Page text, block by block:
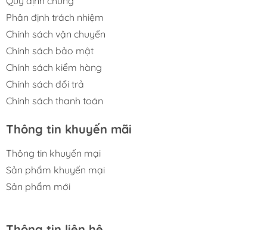
Phân định trách nhiệm
Chính sách vận chuyển
Chính sách bảo mật
Chính sách kiểm hàng
Chính sách đổi trả
Chính sách thanh toán
Thông tin khuyến mãi
Thông tin khuyến mại
Sản phẩm khuyến mại
Sản phẩm mới